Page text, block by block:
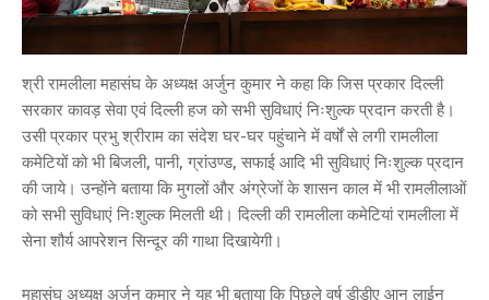
श्री रामलीला महासंघ के अध्यक्ष अर्जुन कुमार ने कहा कि जिस प्रकार दिल्ली
सरकार कावड़ सेवा एवं दिल्ली हज को सभी सुविधाएं निःशुल्क प्रदान करती है।
उसी प्रकार प्रभु श्रीराम का संदेश घर-घर पहुंचाने में वर्षों से लगी रामलीला
कमेटियों को भी बिजली, पानी, ग्रांउण्ड, सफाई आदि भी सुविधाएं निःशुल्क प्रदान
की जाये। उन्होंने बताया कि मुगलों और अंग्रेजों के शासन काल में भी रामलीलाओं
को सभी सुविधाएं निःशुल्क मिलती थी। दिल्ली की रामलीला कमेटियां रामलीला में
सेना शौर्य आपरेशन सिन्दूर की गाथा दिखायेगी।
महासंघ अध्यक्ष अर्जुन कुमार ने यह भी बताया कि पिछले वर्ष डीडीए आन लाईन